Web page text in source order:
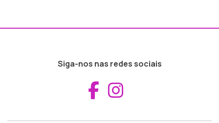
Siga-nos nas redes sociais
Aceder ao